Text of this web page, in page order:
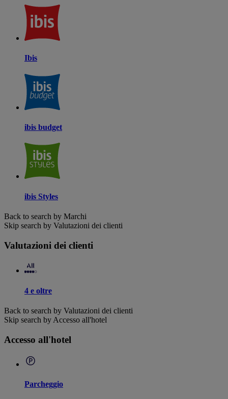
Ibis
ibis budget
ibis Styles
Back to search by Marchi
Skip search by Valutazioni dei clienti
Valutazioni dei clienti
4 e oltre
Back to search by Valutazioni dei clienti
Skip search by Accesso all'hotel
Accesso all'hotel
Parcheggio